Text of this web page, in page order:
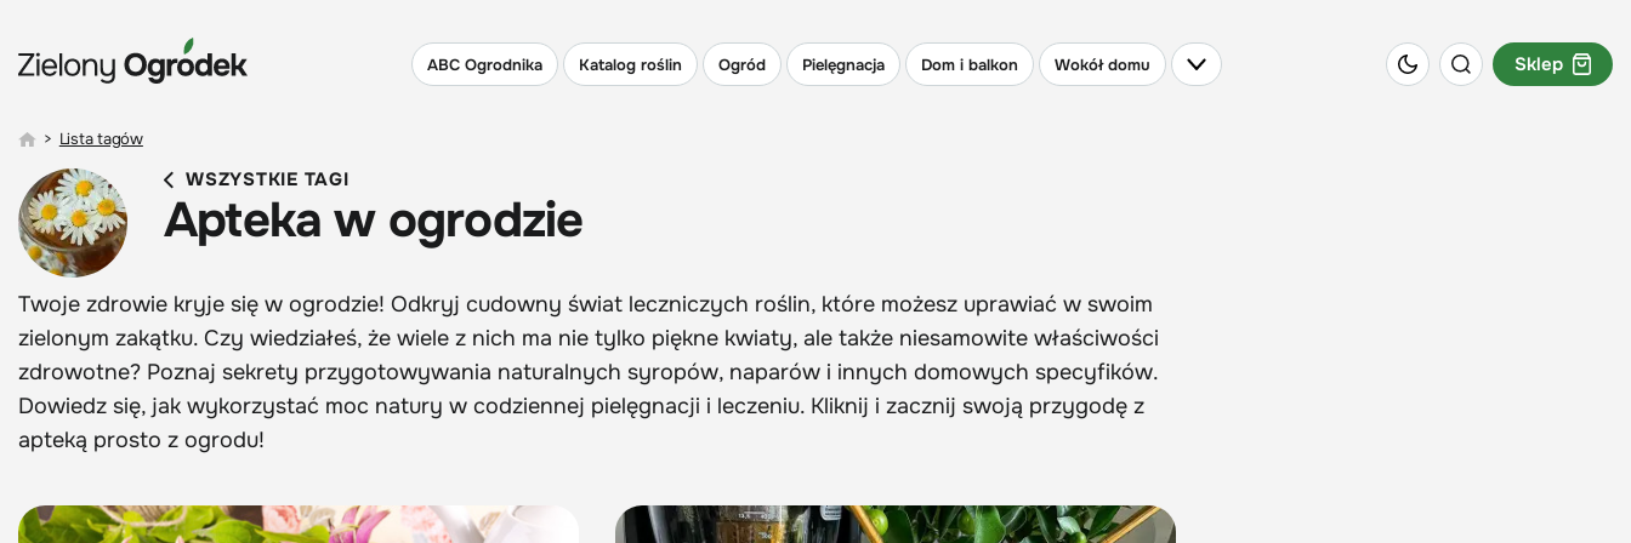
ABC Ogrodnika Katalog roślin Ogród Pielęgnacja Dom i balkon Wokół domu Sklep
> Lista tagów
WSZYSTKIE TAGI
Apteka w ogrodzie
Twoje zdrowie kryje się w ogrodzie! Odkryj cudowny świat leczniczych roślin, które możesz uprawiać w swoim
zielonym zakątku. Czy wiedziałeś, że wiele z nich ma nie tylko piękne kwiaty, ale także niesamowite właściwości
zdrowotne? Poznaj sekrety przygotowywania naturalnych syropów, naparów i innych domowych specyfików.
Dowiedz się, jak wykorzystać moc natury w codziennej pielęgnacji i leczeniu. Kliknij i zacznij swoją przygodę z
apteką prosto z ogrodu!